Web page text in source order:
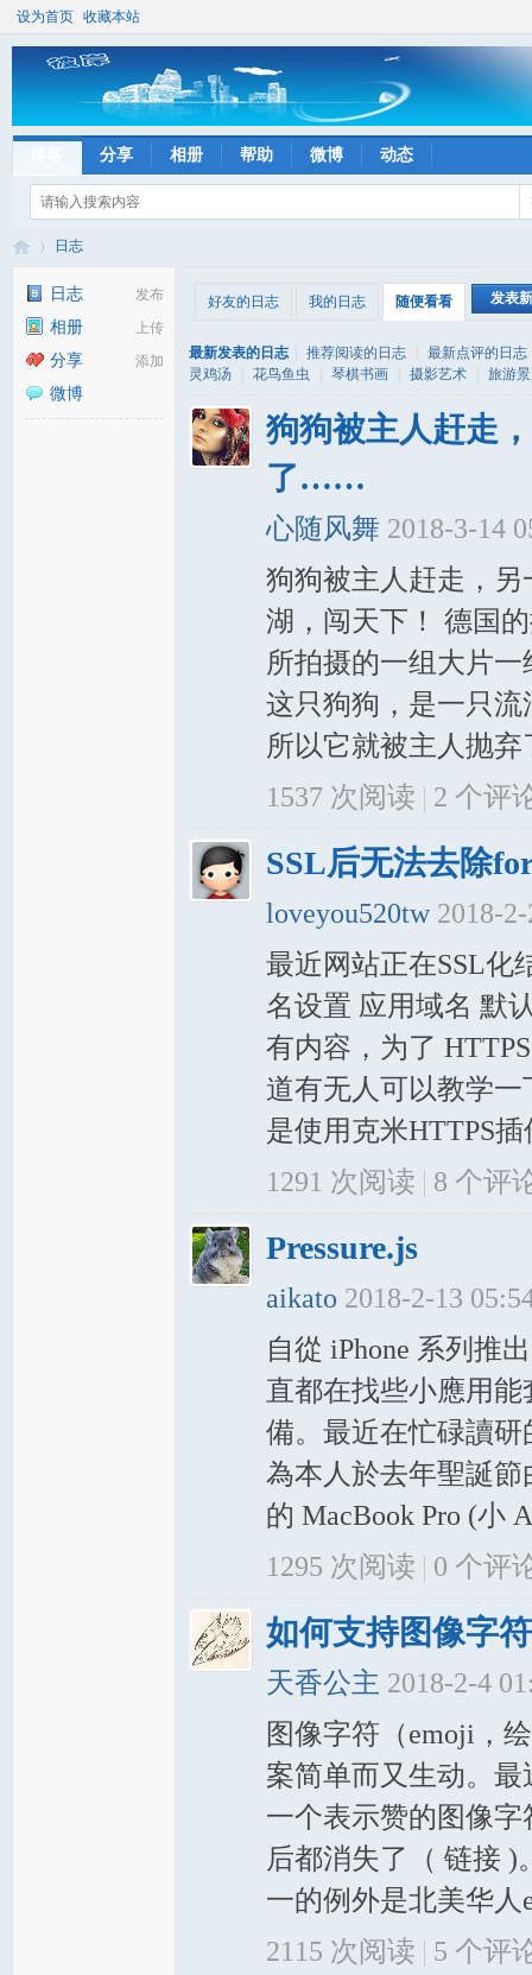
设为首页 收藏本站
分享 相册 帮助 微博 动态
日志
发布
日志
上传
相册
添加
分享
微博
好友的日志 我的日志 随便看看 发表
最新发表的日志 推荐阅读的日志
最新点评的日志
灵鸡汤
花鸟鱼虫 琴棋书画 摄影艺术 旅游
狗狗被主人赶走
了……
心随风舞 2018-3-14
狗狗被主人赶走，
湖，闯天下！ 德国
所拍摄的一组大片
这只狗狗，是一只
所以它就被主人抛弃
1537 次阅读 | 2 个评
SSL后无法去除
loveyou520tw 2018-
最近网站正在SSL化
名设置 应用域名 默
有内容，为了
道有无人可以教学
是使用克米HTTPS
1291 次阅读 | 8 个评
Pressure.js
aikato 2018-2-13
自從 iPhone 系列推
直都在找些小應用能
備。最近在忙碌讀
為本人於去年聖誕節
的 MacBook Pro (小
1295 次阅读 | 0 个评
如何支持图像字符
天香公主 2018-2-4
图像字符（emoji，
案简单而又生动。
一个表示赞的图像
后都消失了（ 链接 )
一的例外是北美华人
2115 次阅读 | 5 个评